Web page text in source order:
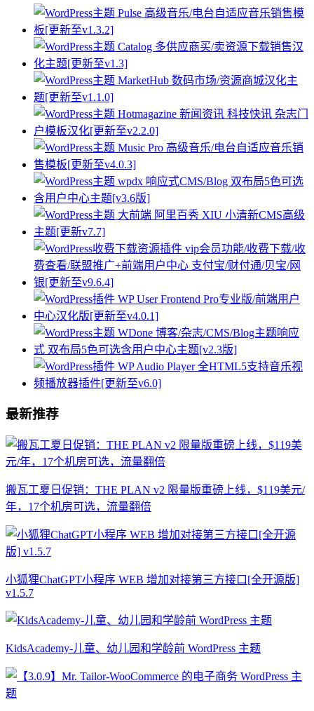
最新推荐
搬瓦工夏日促销：THE PLAN v2 限量版重磅上线，$119美元/
年，17个机房可选，流量翻倍
小狐狸ChatGPT小程序 WEB 增加对接第三方接口[全开源版]
v1.5.7
KidsAcademy-儿童、幼儿园和学龄前 WordPress 主题